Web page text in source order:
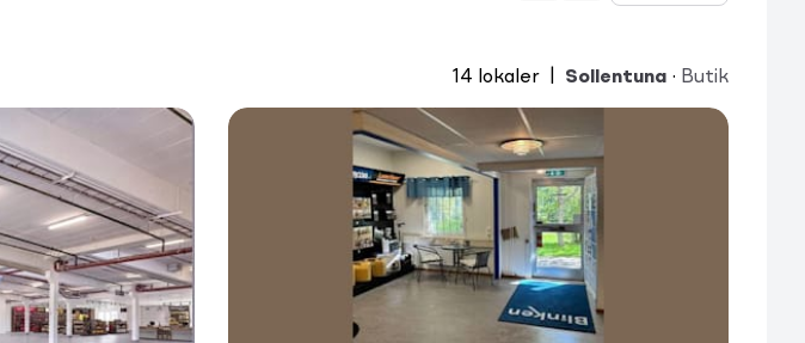
14 lokaler Sollentuna · Butik